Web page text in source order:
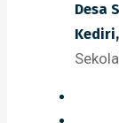
Desa